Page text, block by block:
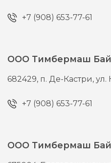
+7 (908) 653-77-61
ООО Тимбермаш
682429, п. Де-Кастри,ул.
+7 (908) 653-77-61
ООО Тимбермаш